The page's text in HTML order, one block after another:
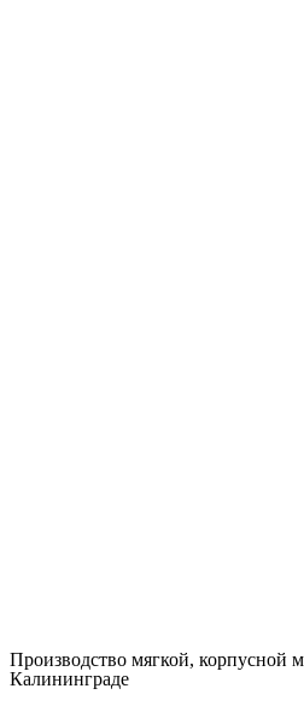
Производство мягкой, корпусной
Калининграде